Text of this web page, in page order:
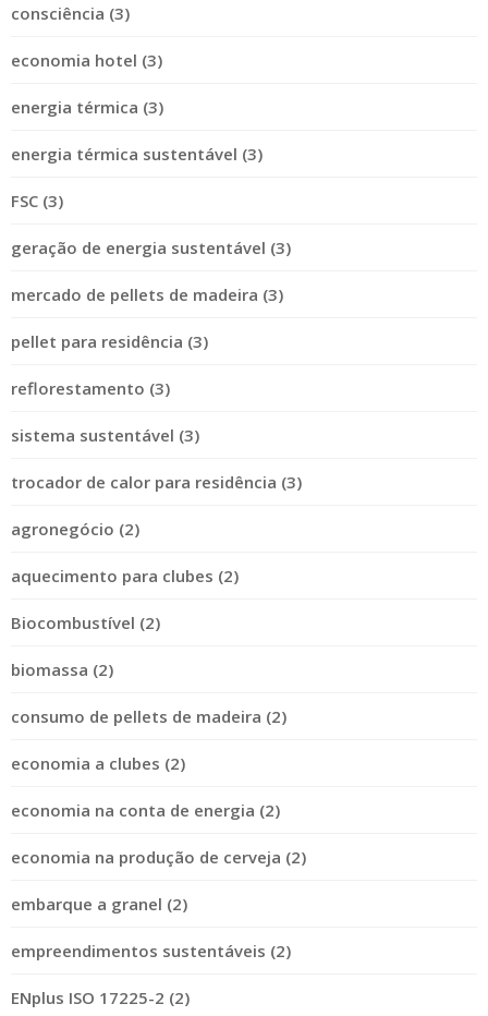
consciência (3)
economia hotel (3)
energia térmica (3)
energia térmica sustentável (3)
FSC (3)
geração de energia sustentável (3)
mercado de pellets de madeira (3)
pellet para residência (3)
reflorestamento (3)
sistema sustentável (3)
trocador de calor para residência (3)
agronegócio (2)
aquecimento para clubes (2)
Biocombustível (2)
biomassa (2)
consumo de pellets de madeira (2)
economia a clubes (2)
economia na conta de energia (2)
economia na produção de cerveja (2)
embarque a granel (2)
empreendimentos sustentáveis (2)
ENplus ISO 17225-2 (2)